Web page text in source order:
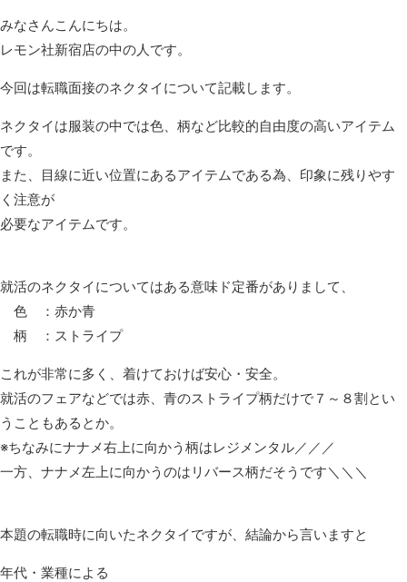
みなさんこんにちは。
レモン社新宿店の中の人です。
今回は転職面接のネクタイについて記載します。
ネクタイは服装の中では色、柄など比較的自由度の高いアイテム
です。
また、目線に近い位置にあるアイテムである為、印象に残りやす
く注意が
必要なアイテムです。
就活のネクタイについてはある意味ド定番がありまして、
色 ：赤か青
柄 ：ストライプ
これが非常に多く、着けておけば安心・安全。
就活のフェアなどでは赤、青のストライプ柄だけで７～８割とい
うこともあるとか。
※ちなみにナナメ右上に向かう柄はレジメンタル／／／
一方、ナナメ左上に向かうのはリバース柄だそうです＼＼＼
本題の転職時に向いたネクタイですが、結論から言いますと
年代・業種による